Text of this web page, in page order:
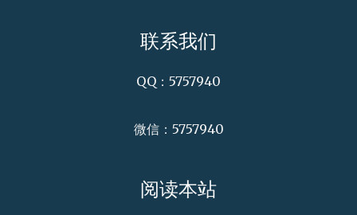
联系我们
QQ：5757940
微信：5757940
阅读本站